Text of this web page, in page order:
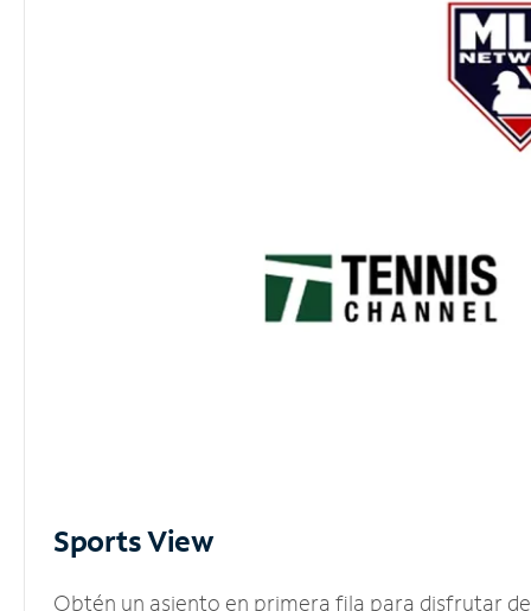
Sports View
Obtén un asiento en primera fila para disfrutar